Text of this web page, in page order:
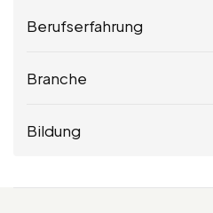
Berufserfahrung
Branche
Bildung